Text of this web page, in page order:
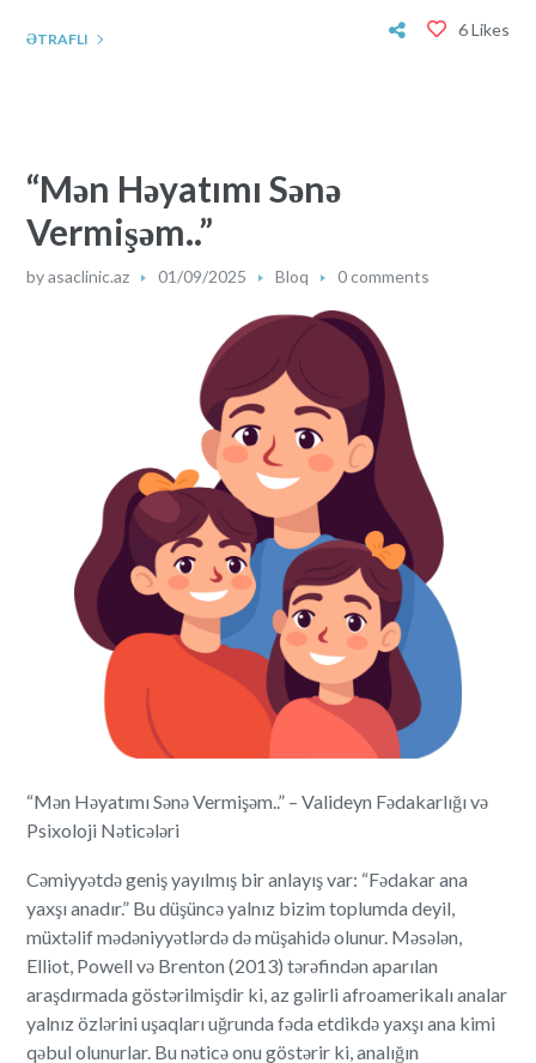
ƏTRAFLI 6 Likes
“Mən Həyatımı Sənə
Vermişəm..”
byasaclinic.az 01/09/2025 Bloq 0 comments
“Mən Həyatımı Sənə Vermişəm..” – Valideyn Fədakarlığı və
Psixoloji Nəticələri
Cəmiyyətdə geniş yayılmış bir anlayış var: “Fədakar ana
yaxşı anadır.” Bu düşüncə yalnız bizim toplumda deyil,
müxtəlif mədəniyyətlərdə də müşahidə olunur. Məsələn,
Elliot, Powell və Brenton (2013) tərəfindən aparılan
araşdırmada göstərilmişdir ki, az gəlirli afroamerikalı analar
yalnız özlərini uşaqları uğrunda fəda etdikdə yaxşı ana kimi
qəbul olunurlar. Bu nəticə onu göstərir ki, analığın